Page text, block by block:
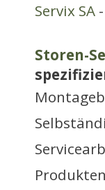
Servix SA
Storen-